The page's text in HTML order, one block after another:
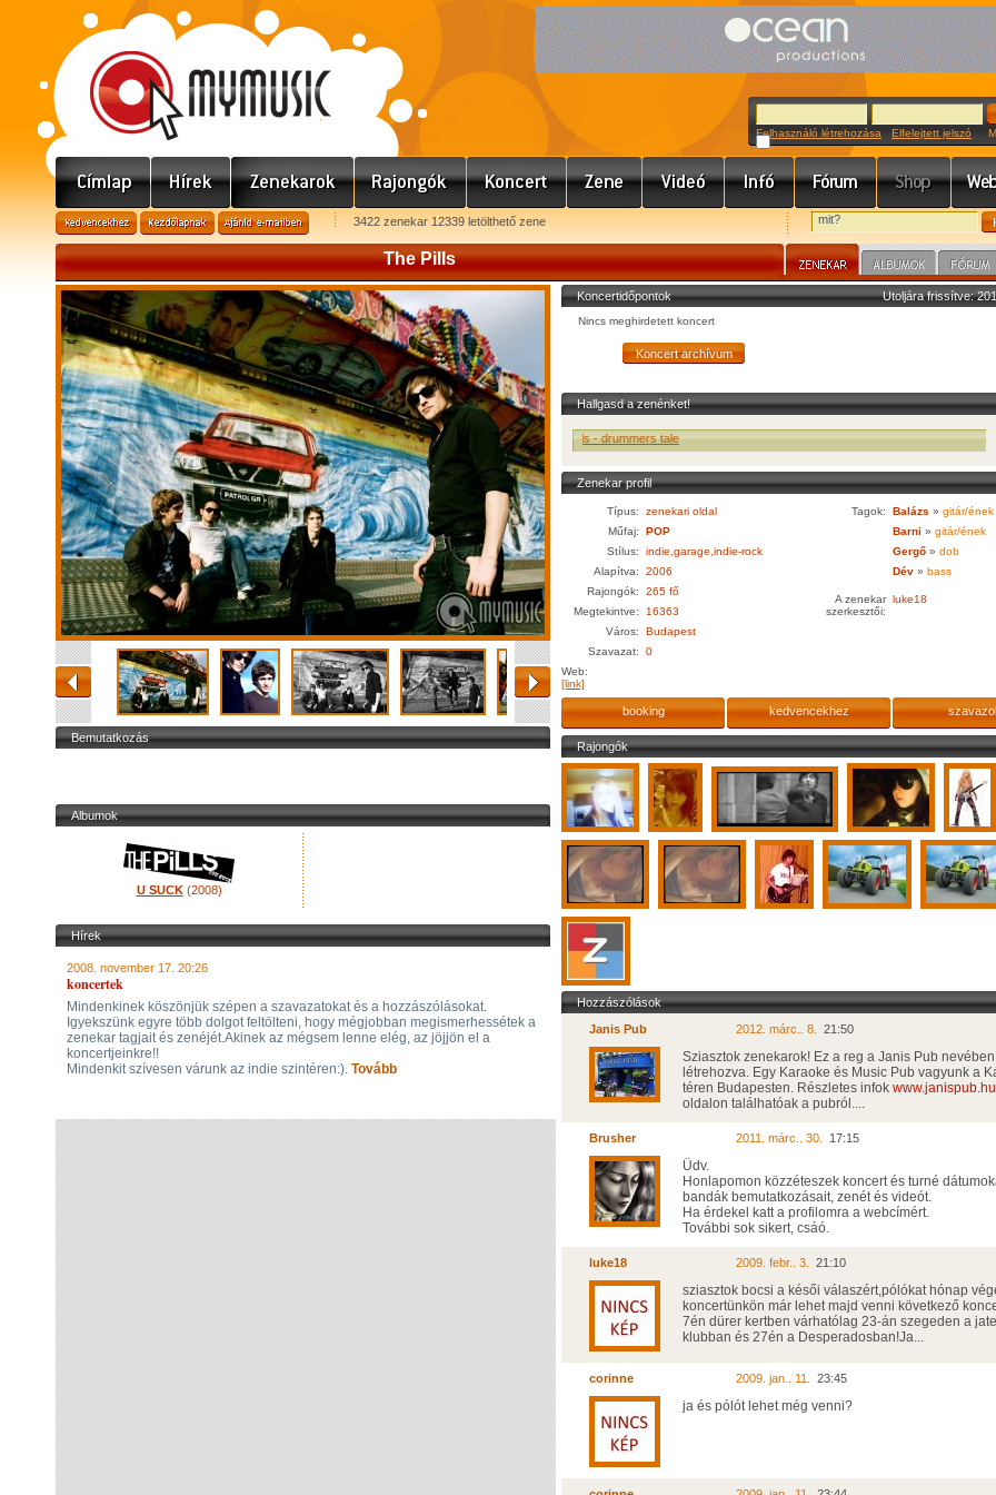
Felhasználó létrehozása Elfelejtett jelszó
3422 zenekar 12339 letölthető zene
The Pills
Bemutatkozás
Albumok
U SUCK(2008)
Hírek
2008. november 17. 20:26
koncertek
Mindenkinek köszönjük szépen a szavazatokat és a hozzászólásokat.
Igyekszünk egyre több dolgot feltölteni, hogy mégjobban megismerhessétek a
zenekar tagjait és zenéjét.Akinek az mégsem lenne elég, az jöjjön el a
koncertjeinkre!!
Mindenkit szívesen várunk az indie szintéren:). Tovább
Utoljára frissítve:
Koncertidőpontok
Nincs meghirdetett koncert
Hallgasd a zenénket!
The Pills - drummers tale
Zenekar profil
Típus:
zenekari oldal
Műfaj:
POP
Stílus:
indie,garage,indie-rock
Alapítva:
2006
Rajongók:
265 fő
Megtekintve:
16363
Város:
Budapest
Szavazat:
0
Web:
[link]
Tagok: Balázs » gitár/ének
Barni » gitár/ének
Gergő » dob
Dév » bass
A zenekar
szerkesztői:
luke18
booking kedvencekhez
Rajongók
Hozzászólások
Janis Pub
2012. márc.. 8. 21:50
Sziasztok zenekarok! Ez a reg a Janis Pub
létrehozva. Egy Karaoke és Music Pub vagyunk a
téren Budapesten. Részletes infok www.janispub.hu
oldalon találhatóak a pubról....
Brusher 2011. márc.. 30. 17:15
Üdv.
Honlapomon közzéteszek koncert és turné
bandák bemutatkozásait, zenét és videót.
Ha érdekel katt a profilomra a webcímért.
További sok sikert, csáó.
luke18 2009. febr.. 3. 21:10
sziasztok bocsi a késői válaszért,pólókat hónap
koncertünkön már lehet majd venni következő
7én dürer kertben várhatólag 23-án szegeden a jate
klubban és 27én a Desperadosban!Ja...
corinne 2009. jan.. 11. 23:45
ja és pólót lehet még venni?